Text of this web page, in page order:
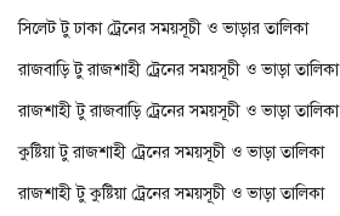
সিলেট টু ঢাকা ট্রেনের সময়সূচী ও ভাড়ার তালিকা
রাজবাড়ি টু রাজশাহী ট্রেনের সময়সূচী ও ভাড়া তালিকা
রাজশাহী টু রাজবাড়ি ট্রেনের সময়সূচী ও ভাড়া তালিকা
কুষ্টিয়া টু রাজশাহী ট্রেনের সময়সূচী ও ভাড়া তালিকা
রাজশাহী টু কুষ্টিয়া ট্রেনের সময়সূচী ও ভাড়া তালিকা